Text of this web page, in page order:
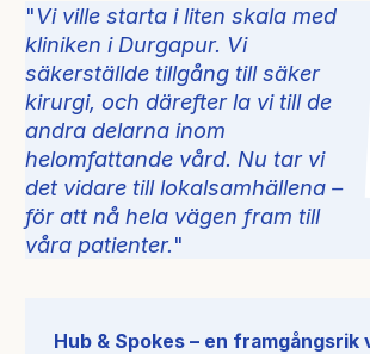
Vi ville starta i liten skala med
kliniken i Durgapur. Vi
säkerställde tillgång till säker
kirurgi, och därefter la vi till de
andra delarna inom
helomfattande vård. Nu tar vi
det vidare till lokalsamhällena –
för att nå hela vägen fram till
våra patienter.
Hub & Spokes – en framgångsrik